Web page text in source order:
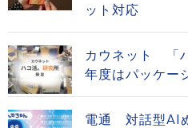
ット対応
カウネット 「
年度はパッケー
電通 対話型AI